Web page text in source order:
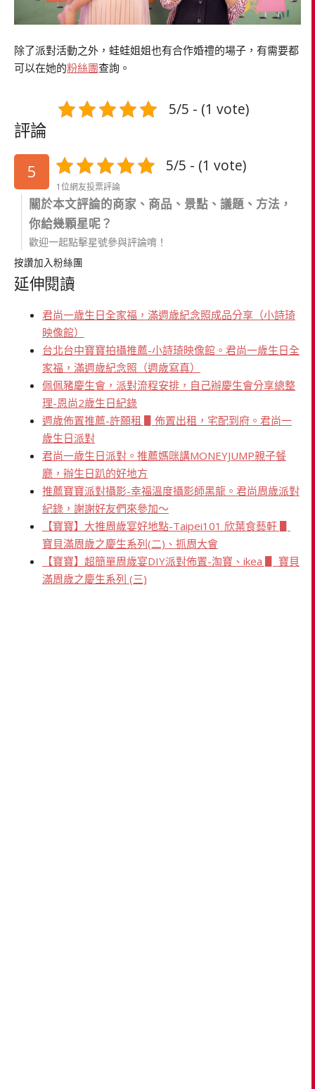
除了派對活動之外，蛙蛙姐姐也有合作婚禮的場子，有需要都
可以在她的粉絲團查詢。
5/5 - (1 vote)
評論
5
5/5 - (1 vote)
1位網友投票評論
關於本文評論的商家、商品、景點、議題、方法，
你給幾顆星呢？
歡迎一起點擊星號參與評論唷！
按讚加入粉絲團
延伸閱讀
君尚一歲生日全家福，滿週歲紀念照成品分享（小詩琦
映像館）
台北台中寶寶拍攝推薦-小詩琦映像館。君尚一歲生日全
家福，滿週歲紀念照（週歲寫真）
佩佩豬慶生會，派對流程安排，自己辦慶生會分享總整
理-恩尚2歲生日紀錄
週歲佈置推薦-許願租 ▋佈置出租，宅配到府。君尚一
歲生日派對
君尚一歲生日派對。推薦媽咪講MONEYJUMP親子餐
廳，辦生日趴的好地方
推薦寶寶派對攝影-幸福溫度攝影師黑龍。君尚周歲派對
紀錄，謝謝好友們來參加～
【寶寶】大推周歲宴好地點-Taipei101 欣葉食藝軒 ▋
寶貝滿周歲之慶生系列(二)、抓周大會
【寶寶】超簡單周歲宴DIY派對佈置-淘寶、ikea ▋ 寶貝
滿周歲之慶生系列 (三)